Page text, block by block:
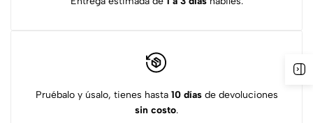
Pruébalo y úsalo, tienes hasta 10 díasde devoluciones
sin costo.